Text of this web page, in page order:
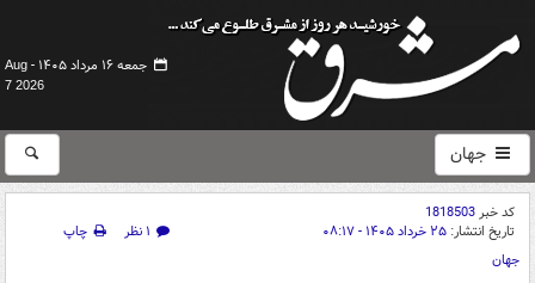
جمعه ۱۶ مرداد ۱۴۰۵ -
Aug
7 2026
جهان
کد خبر1818503
تاریخ انتشار: ۲۵ خرداد ۱۴۰۵ - ۰۸:۱۷ ۱ نظر
چاپ
جهان